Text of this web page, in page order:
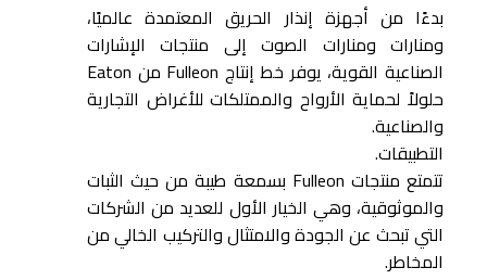
بدءًا من أجهزة إنذار الحريق المعتمدة عالميًا،
ومنارات ومنارات الصوت إلى منتجات الإشارات
الصناعية القوية، يوفر خط إنتاج Fulleon من Eaton
حلولاً لحماية الأرواح والممتلكات للأغراض التجارية
والصناعية.
التطبيقات.
تتمتع منتجات Fulleon بسمعة طيبة من حيث الثبات
والموثوقية، وهي الخيار الأول للعديد من الشركات
التي تبحث عن الجودة والامتثال والتركيب الخالي من
المخاطر.